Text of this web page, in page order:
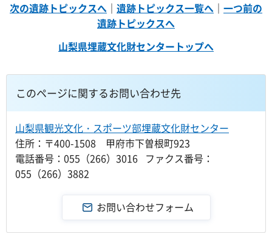
次の遺跡トピックスへ ｜ 遺跡トピックス一覧へ ｜ 一つ前の
遺跡トピックスへ
山梨県埋蔵文化財センタートップへ
このページに関するお問い合わせ先
山梨県観光文化・スポーツ部埋蔵文化財センター
住所：〒400-1508 甲府市下曽根町923
電話番号：055（266）3016 ファクス番号：
055（266）3882